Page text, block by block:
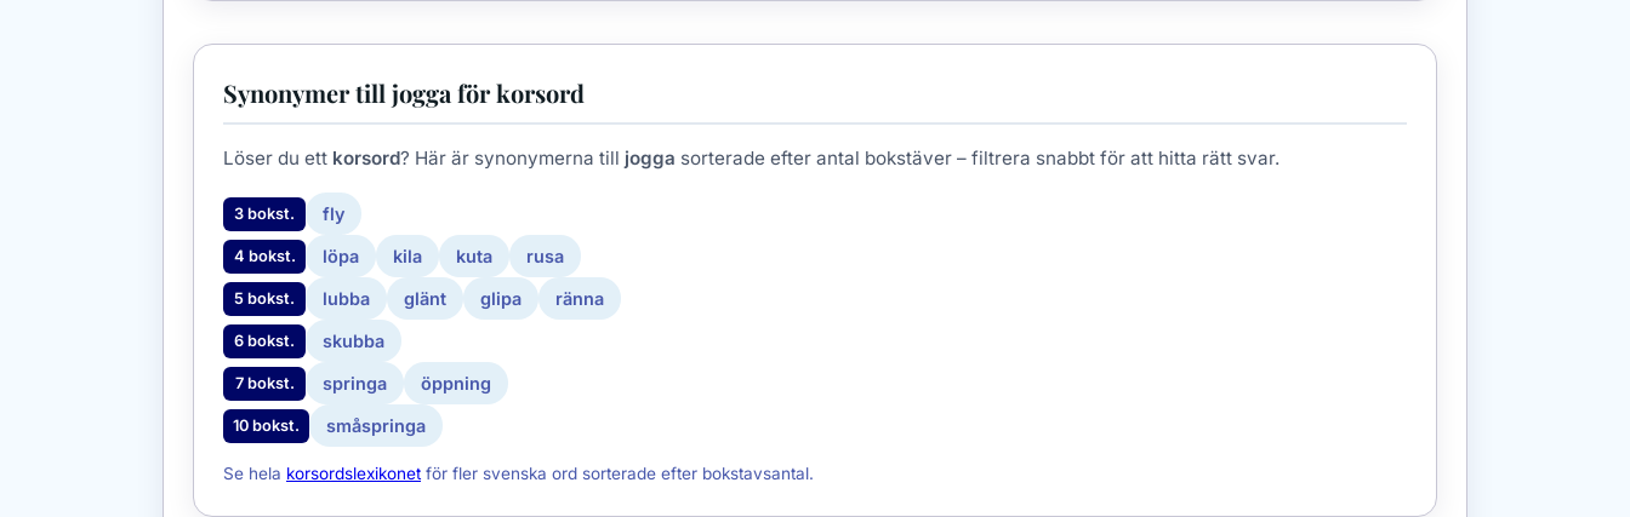
Synonymer till jogga för korsord
Löser du ett korsord? Här är synonymerna till jogga sorterade efter antal bokstäver – filtrera snabbt för att hitta rätt svar.
3 bokst. fly
4 bokst. löpa kila kuta rusa
5 bokst. lubba glänt glipa ränna
6 bokst. skubba
7 bokst. springa öppning
10 bokst. småspringa
Se hela korsordslexikonet för fler svenska ord sorterade efter bokstavsantal.